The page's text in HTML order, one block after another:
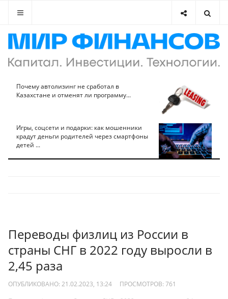
Почему автолизинг не сработал в
Казахстане и отменят ли программу...
Игры, соцсети и подарки: как мошенники
крадут деньги родителей через смартфоны
детей ...
Переводы физлиц из России в
страны СНГ в 2022 году выросли в
2,45 раза
ОПУБЛИКОВАНО: 21.02.2023, 13:24 ПРОСМОТРОВ: 761